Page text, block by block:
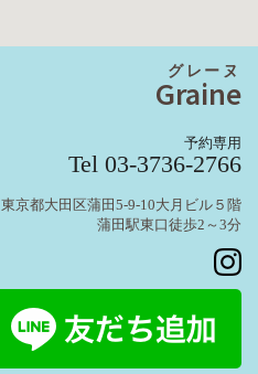
グレーヌ
Graine
予約専用
Tel 03-3736-2766
東京都大田区蒲田5-9-10大月ビル５階
蒲田駅東口徒歩2～3分